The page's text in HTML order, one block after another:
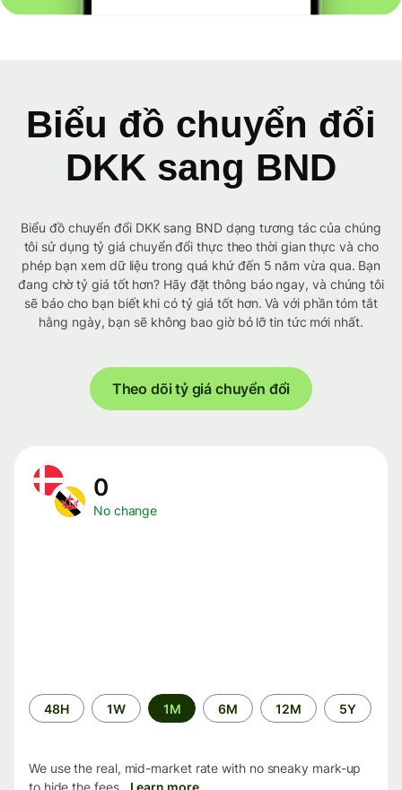
Biểu đồ chuyển đổi
DKK sang BND
Biểu đồ chuyển đổi DKK sang BND dạng tương tác của chúng
tôi sử dụng tỷ giá chuyển đổi thực theo thời gian thực và cho
phép bạn xem dữ liệu trong quá khứ đến 5 năm vừa qua. Bạn
đang chờ tỷ giá tốt hơn? Hãy đặt thông báo ngay, và chúng tôi
sẽ báo cho bạn biết khi có tỷ giá tốt hơn. Và với phần tóm tắt
hằng ngày, bạn sẽ không bao giờ bỏ lỡ tin tức mới nhất.
Theo dõi tỷ giá chuyển đổi
0
No change
Time
period
48H 1W 1M 6M 12M 5Y
We use the real, mid-market rate with no sneaky mark-up